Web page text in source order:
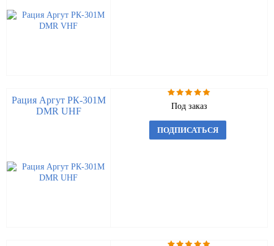
Рация Аргут РК-301М
DMR UHF
Под заказ
ПОДПИСАТЬСЯ